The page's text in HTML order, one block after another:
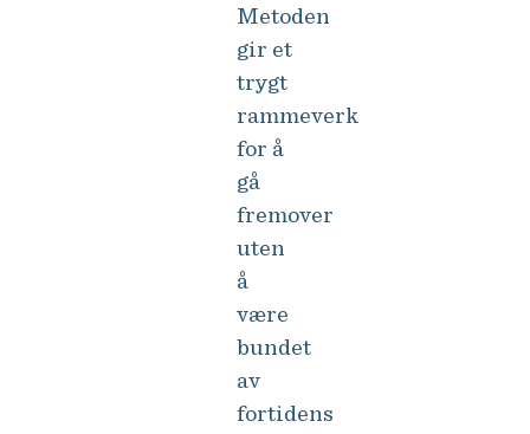
Metoden
gir et
trygt
rammeverk
for å
gå
fremover
uten
å
være
bundet
av
fortidens